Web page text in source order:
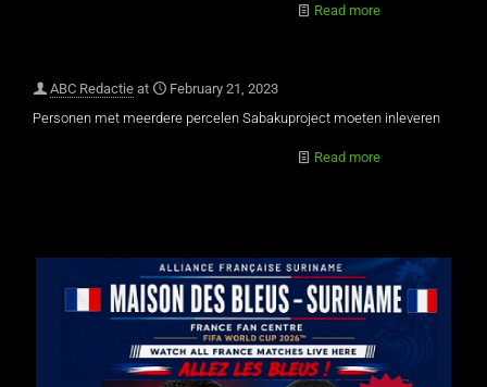
Read more
ABC Redactie at
February 21, 2023
Personen met meerdere percelen Sabakuproject moeten inleveren
Read more